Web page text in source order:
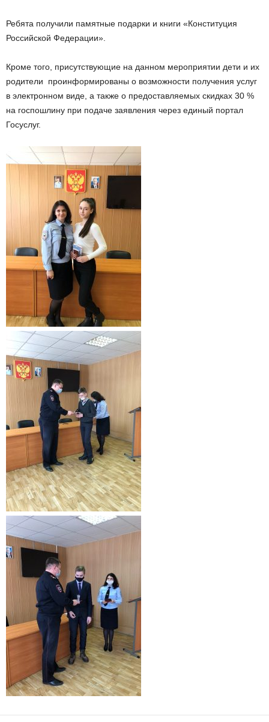
Ребята получили памятные подарки и книги «Конституция
Российской Федерации».
Кроме того, присутствующие на данном мероприятии дети и их
родители проинформированы о возможности получения услуг
в электронном виде, а также о предоставляемых скидках 30 %
на госпошлину при подаче заявления через единый портал
Госуслуг.